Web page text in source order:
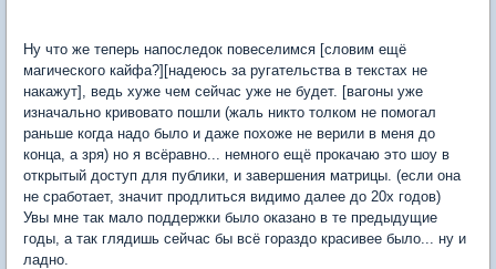
Ну что же теперь напоследок повеселимся [словим ещё
магического кайфа?][надеюсь за ругательства в текстах не
накажут], ведь хуже чем сейчас уже не будет. [вагоны уже
изначально кривовато пошли (жаль никто толком не помогал
раньше когда надо было и даже похоже не верили в меня до
конца, а зря) но я всёравно... немного ещё прокачаю это шоу в
открытый доступ для публики, и завершения матрицы. (если она
не сработает, значит продлиться видимо далее до 20х годов)
Увы мне так мало поддержки было оказано в те предыдущие
годы, а так глядишь сейчас бы всё гораздо красивее было... ну и
ладно.